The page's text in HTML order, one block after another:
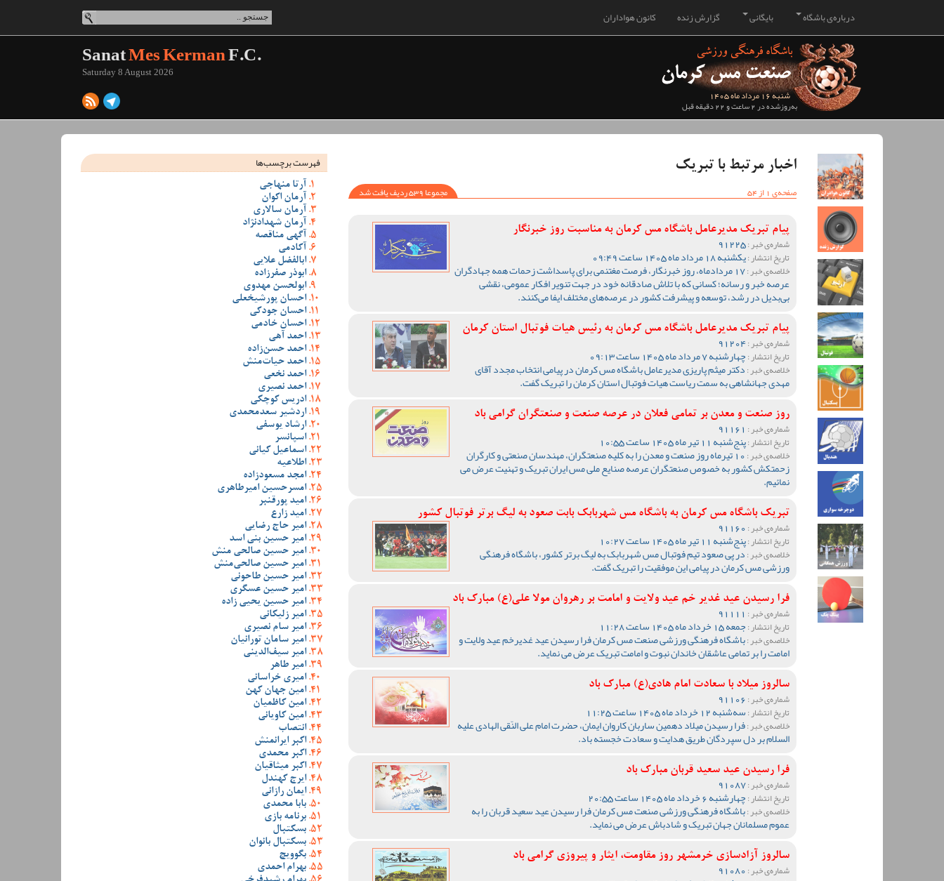
کانون هواداران گزارش زنده بایگانی درباره‌ی باشگاه
شنبه 16 مرداد ماه 1405
به‌روزشده در 2 ساعت و 22 دقیقه قبل
SanatMes KermanF.C.
Saturday 8 August 2026
اخبار مرتبط با تبریک
صفحه‌ی 1 از 54
مجموعا 539 ردیف یافت شد
پیام تبریک مدیرعامل باشگاه مس کرمان به مناسبت روز خبرنگار
شماره‌ی خبر :91225
تاریخ انتشار :یکشنبه 18 مرداد ماه 1405 ساعت 09:49
خلاصه‌ی خبر : 17 مردادماه، روز خبرنگار، فرصت مغتنمی برای پاسداشت زحمات همه جهادگران
عرصه خبر و رسانه؛ کسانی که با تلاش صادقانه خود در جهت تنویر افکار عمومی، نقشی
بی‌بدیل در رشد، توسعه و پیشرفت کشور در عرصه‌های مختلف ایفا می‌کنند.
پیام تبریک مدیرعامل باشگاه مس کرمان به رئیس هیات فوتبال استان کرمان
شماره‌ی خبر :91204
تاریخ انتشار :چهارشنبه 7 مرداد ماه 1405 ساعت 09:13
خلاصه‌ی خبر :دکتر میثم پاریزی مدیرعامل باشگاه مس کرمان در پیامی انتخاب مجدد آقای
مهدی جهانشاهی به سمت ریاست هیات فوتبال استان کرمان را تبریک گفت‌.
روز صنعت و معدن بر تمامی فعلان در عرصه صنعت و صنعتگران گرامی باد
شماره‌ی خبر :
تاریخ انتشار :پنج‌شنبه 11 تیر ماه 1405 ساعت 10:55
خلاصه‌ی خبر : 10 تیرماه روز صنعت و معدن را به کلیه صنعتگران، مهندسان صنعتی و کارگران
زحمتکش کشور به خصوص صنعتگران عرصه صنایع ملی مس ایران تبریک و تهنیت عرض می
نمائیم.
تبریک باشگاه مس کرمان به باشگاه مس شهربابک بابت صعود به لیگ برتر فوتبال کشور
شماره‌ی خبر :
تاریخ انتشار :پنج‌شنبه 11 تیر ماه 1405 ساعت 10:27
خلاصه‌ی خبر :در پی صعود تیم فوتبال مس شهربابک به لیگ برتر کشور، باشگاه فرهنگی
ورزشی مس کرمان در پیامی این موفقیت را تبریک گفت.
فرا رسیدن عید غدیر خم عید ولایت و امامت بر رهروان مولا علی(ع) مبارک باد
شماره‌ی خبر :
تاریخ انتشار :جمعه 15 خرداد ماه 1405 ساعت 11:28
خلاصه‌ی خبر :باشگاه فرهنگی ورزشی صنعت مس کرمان فرا رسیدن عید غدیرخم عید ولایت و
امامت را بر تمامی عاشقان خاندان نبوت و امامت تبریک عرض می نماید.
سالروز میلاد با سعادت امام هادی(ع) مبارک باد
شماره‌ی خبر :
تاریخ انتشار :سه‌شنبه 12 خرداد ماه 1405 ساعت 11:25
خلاصه‌ی خبر :فرا رسیدن میلاد دهمین ساربان کاروان ایمان، حضرت امام علی النّقی الهادی علیه
السلام بر دل سپردگان طریق هدایت و سعادت خجسته باد.
فرا رسیدن عید سعید قربان مبارک باد
شماره‌ی خبر :91087
تاریخ انتشار :چهارشنبه 6 خرداد ماه 1405 ساعت 20:55
خلاصه‌ی خبر :باشگاه فرهنگی ورزشی صنعت مس کرمان فرا رسیدن عید سعید قربان را به
عموم مسلمانان جهان تبریک و شادباش عرض می نماید.
سالروز آزادسازی خرمشهر روز مقاومت، ایثار و پیروزی گرامی باد
شماره‌ی خبر :
فهرست برچسب‌ها
آرتا منهاجی
آرمان اکوان
آرمان سالاری
آرمان شهدادنژاد
آگهی مناقصه
آکادمی
ابالفضل علایی
ابوذر صفرزاده
ابولحسن مهدوی
احسان پورشیخعلی
احسان جودکی
احسان خادمی
احمد آهی
احمد حسن‌زاده
احمد حیات‌منش
احمد نخعی
احمد نصیری
ادریس کوچکی
اردشیر سعدمحمدی
ارشاد یوسفی
اسپانسر
اسماعیل کیانی
اطلاعیه
امجد مسعودزاده
امسرحسین امیرطاهری
امید پورقنبر
امید زارع
امیر حاج رضایی
امیر حسین بنی اسد
امیر حسین صالحی منش
امیر حسین صالحی‌منش
امیر حسین طاحونی
امیر حسین عسگری
امیر حسین یحیی زاده
امیر زلیکانی
امیر سام نصیری
امیر سامان تورانیان
امیر سیف‌الدینی
امیر طاهر
امیری خراسانی
امین جهان کهن
امین کاظمیان
امین کاویانی
انتصاب
اکبر ایرانمنش
اکبر محمدی
اکبر میثاقیان
ایرج کهندل
ایمان رازانی
بابا محمدی
برنامه بازی
بسکتبال
بسکتبال بانوان
بگوویچ
بهرام احمدی